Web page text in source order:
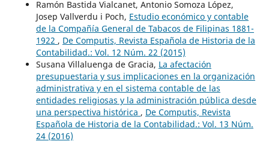
Ramón Bastida Vialcanet, Antonio Somoza López,
Josep Vallverdu i Poch, Estudio económico y contable
de la Compañía General de Tabacos de Filipinas 1881-
1922 , De Computis, Revista Española de Historia de la
Contabilidad.: Vol. 12 Núm. 22 (2015)
Susana Villaluenga de Gracia, La afectación
presupuestaria y sus implicaciones en la organización
administrativa y en el sistema contable de las
entidades religiosas y la administración pública desde
una perspectiva histórica , De Computis, Revista
Española de Historia de la Contabilidad.: Vol. 13 Núm.
24 (2016)